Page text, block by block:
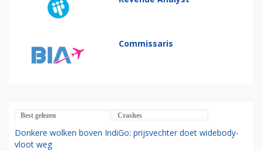
Commissaris
Best gelezen Crashes
Donkere wolken boven IndiGo: prijsvechter doet widebody-
vloot weg